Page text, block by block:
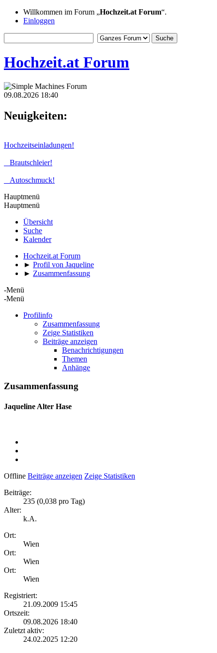
Willkommen im Forum „Hochzeit.at Forum“.
Einloggen
Hochzeit.at Forum
09.08.2026 18:40
Neuigkeiten:
Hochzeitseinladungen!
Brautschleier!
Autoschmuck!
Hauptmenü
Hauptmenü
Übersicht
Suche
Kalender
Hochzeit.at Forum
► Profil von Jaqueline
► Zusammenfassung
-Menü
-Menü
Profilinfo
Zusammenfassung
Zeige Statistiken
Beiträge anzeigen
Benachrichtigungen
Themen
Anhänge
Zusammenfassung
Jaqueline Alter Hase
Offline Beiträge anzeigen Zeige Statistiken
Beiträge:
235 (0,038 pro Tag)
Alter:
k.A.
Ort:
Wien
Ort:
Wien
Ort:
Wien
Registriert:
21.09.2009 15:45
Ortszeit:
09.08.2026 18:40
Zuletzt aktiv:
24.02.2025 12:20